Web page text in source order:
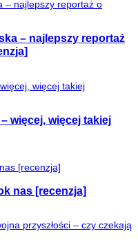
– najlepszy reportaż
więcej, więcej takiej
nas [recenzja]